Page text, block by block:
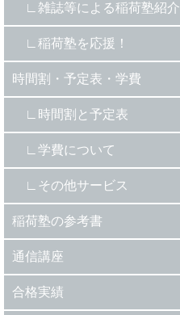
雑誌等による稲荷塾紹介
稲荷塾を応援！
時間割・予定表・学費
時間割と予定表
学費について
その他サービス
稲荷塾の参考書
通信講座
合格実績